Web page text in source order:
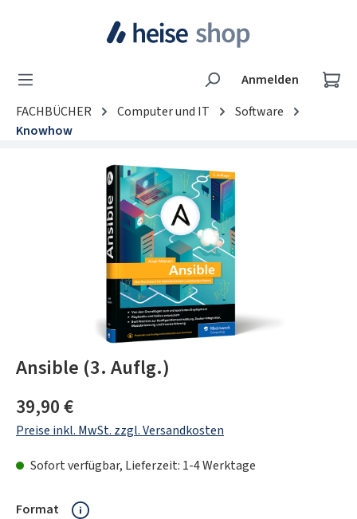
Zum Hauptinhalt springen
Anmelden
FACHBÜCHER
Computer und IT
Software
Knowhow
Bildergalerie überspringen
Ansible (3. Auflg.)
Regulärer Preis:
39,90 €
Preise inkl. MwSt. zzgl. Versandkosten
Sofort verfügbar, Lieferzeit: 1-4 Werktage
Format auswählen